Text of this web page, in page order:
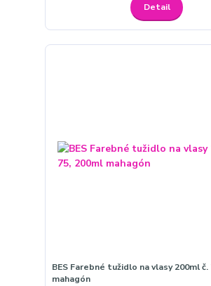
Detail
BES Farebné tužidlo na vlasy 200ml č.
mahagón